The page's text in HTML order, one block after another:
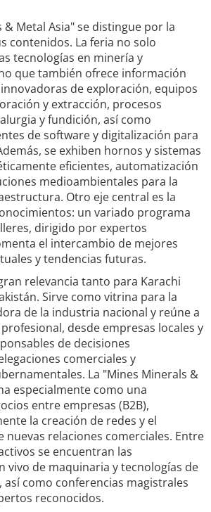
& Metal Asia" se distingue por la
contenidos. La feria no solo
tecnologías en minería y
que también ofrece información
de exploración, equipos
y extracción, procesos
y fundición, así como
de software y digitalización para
se exhiben hornos y sistemas
eficientes, automatización
medioambientales para la
Otro eje central es la
un variado programa
dirigido por expertos
el intercambio de mejores
y tendencias futuras.
relevancia tanto para Karachi
Sirve como vitrina para la
de la industria nacional y reúne a
desde empresas locales y
de decisiones
comerciales y
La "Mines Minerals &
especialmente como una
entre empresas (B2B),
la creación de redes y el
nuevas relaciones comerciales. Entre
se encuentran las
vivo de maquinaria y tecnologías de
como conferencias magistrales
reconocidos.